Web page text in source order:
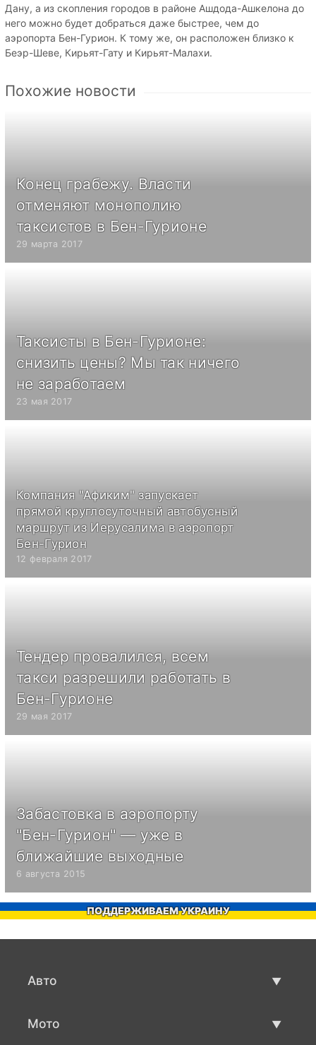
Дану, а из скопления городов в районе Ашдода-Ашкелона до
него можно будет добраться даже быстрее, чем до
аэропорта Бен-Гурион. К тому же, он расположен близко к
Беэр-Шеве, Кирьят-Гату и Кирьят-Малахи.
Похожие новости
Конец грабежу. Власти
отменяют монополию
таксистов в Бен-Гурионе
29 марта 2017
Таксисты в Бен-Гурионе:
снизить цены? Мы так ничего
не заработаем
23 мая 2017
Компания "Афиким" запускает
прямой круглосуточный автобусный
маршрут из Иерусалима в аэропорт
Бен-Гурион
12 февраля 2017
Тендер провалился, всем
такси разрешили работать в
Бен-Гурионе
29 мая 2017
Забастовка в аэропорту
"Бен-Гурион" — уже в
ближайшие выходные
6 августа 2015
ПОДДЕРЖИВАЕМ УКРАИНУ
Авто
Мото